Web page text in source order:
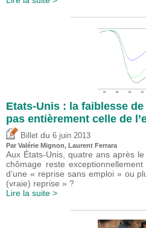
Etats-Unis : la faiblesse
pas entièrement celle de
Billet du 6 juin 2013
Par Valérie Mignon, Laurent Ferrara
Aux États-Unis, quatre ans après
chômage reste
d’une « reprise sans emploi » ou
(vraie) reprise » ?
Lire la suite >